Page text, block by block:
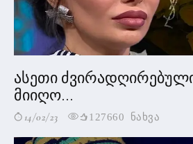
ასეთი
მიიღო...
14/02/23 127660 ნახვა